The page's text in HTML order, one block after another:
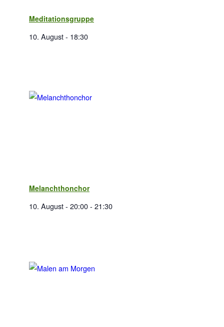
Meditationsgruppe
10. August - 18:30
Melanchthonchor
10. August - 20:00- 21:30